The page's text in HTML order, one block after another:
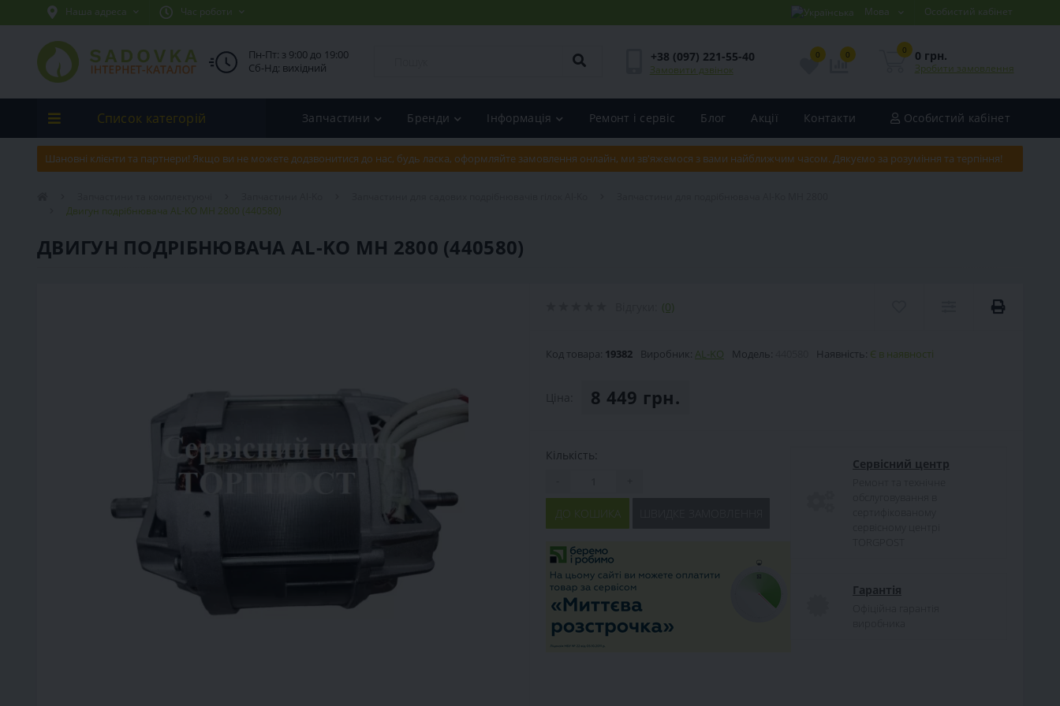
Наша адреса Час роботи Мова Особистий кабінет
Пн-Пт: з 9:00 до 19:00
Сб-Нд: вихідний
+38 (097) 221-55-40
Замовити дзвінок
0 0 0 0 грн.
Зробити замовлення
Список категорій Запчастини Бренди Інформація Ремонт і сервіс Блог Акції Контакти Особистий кабінет
Шановні клієнти та партнери! Якщо ви не можете додзвонитися до нас, будь ласка, оформляйте замовлення онлайн, ми зв'яжемося з вами найближчим часом. Дякуємо за розуміння та терпіння!
Двигун подрібнювача AL-KO МH 2800 (440580)
ДВИГУН ПОДРІБНЮВАЧА AL-KO МH 2800 (440580)
(0)
Код товара: 19382 Виробник: AL-KO Модель: Наявність: Є в наявності
8 449 грн.
Кількість:
ДО КОШИКА
Сервісний центр
Гарантія